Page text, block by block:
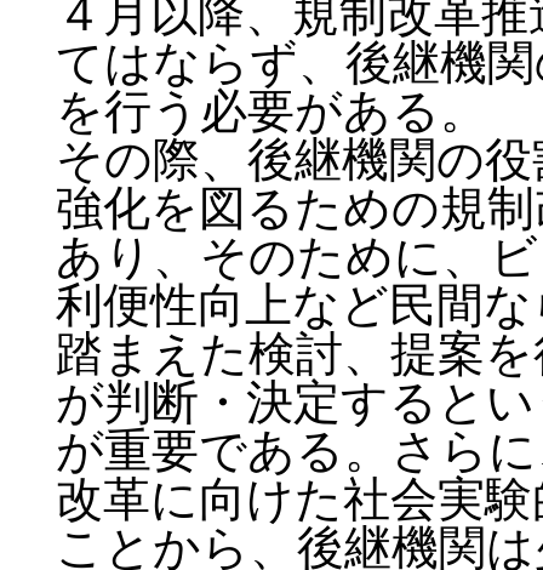
４月以降、規制改革
てはならず、後継機
を行う必要がある。
その際、後継機関の
強化を図るための規
あり、そのために、
利便性向上など民間
踏まえた検討、提案
が判断・決定すると
が重要である。さら
改革に向けた社会実
ことから、後継機関